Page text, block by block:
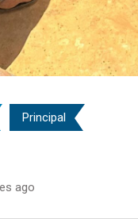
Principal
ago